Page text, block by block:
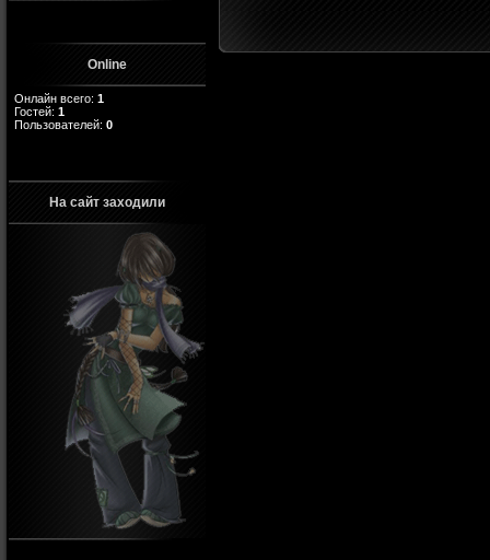
Online
Онлайн всего: 1
Гостей: 1
Пользователей: 0
На сайт заходили